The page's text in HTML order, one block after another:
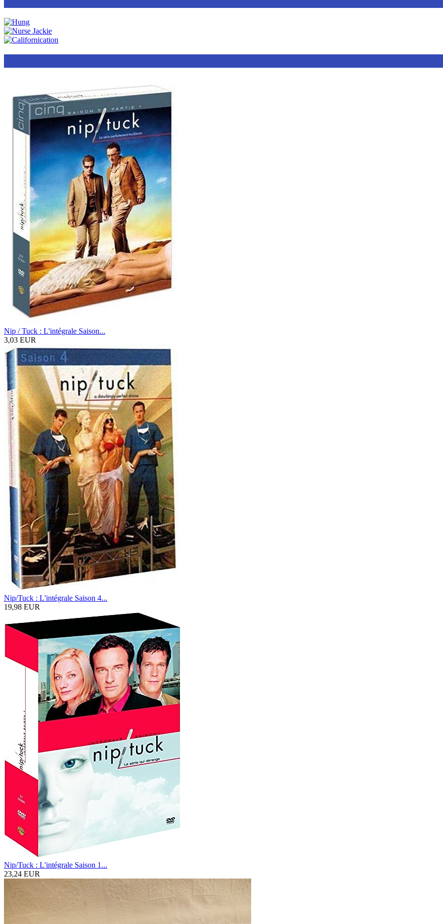
Nip / Tuck : L'intégrale Saison...
3,03 EUR
Nip/Tuck : L'intégrale Saison 4...
19,98 EUR
Nip/Tuck : L'intégrale Saison 1...
23,24 EUR